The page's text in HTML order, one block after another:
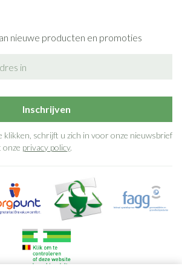
Om de terugkeer van vaginale
te verminderen 150 mg iedere derde
gedurende 6 maanden zolang als u
plaats van de infectie, 50 mg eenmaal
nieuwe producten en promoties
Inschrijven
klikken, schrijft u zich in voor onze nieuwsbrief
onze privacy policy.